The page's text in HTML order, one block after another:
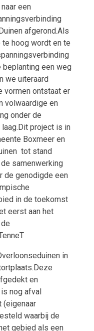
een
afgerond.Als
hoog wordt en te
een weg
we uiteraard
vormen ontstaat er
volwaardige en
onder de
project is in
Boxmeer en
tot stand
samenwerking
de genodigde een
in de toekomst
eerst aan het
in
en
nog afval
(eigenaar
waarbij de
gebied als een